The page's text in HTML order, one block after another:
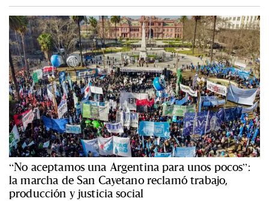
“No aceptamos una Argentina para unos pocos”:
la marcha de San Cayetano reclamó trabajo,
producción y justicia social